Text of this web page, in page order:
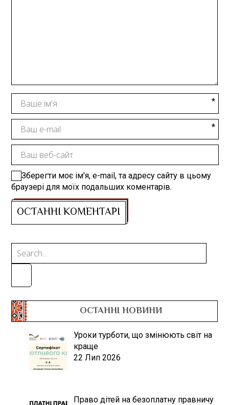
Зберегти моє ім'я, e-mail, та адресу сайту в цьому
браузері для моїх подальших коментарів.
ОСТАННІ НОВИНИ
Уроки турботи, що змінюють світ на
краще
22 Лип 2026
Право дітей на безоплатну правничу